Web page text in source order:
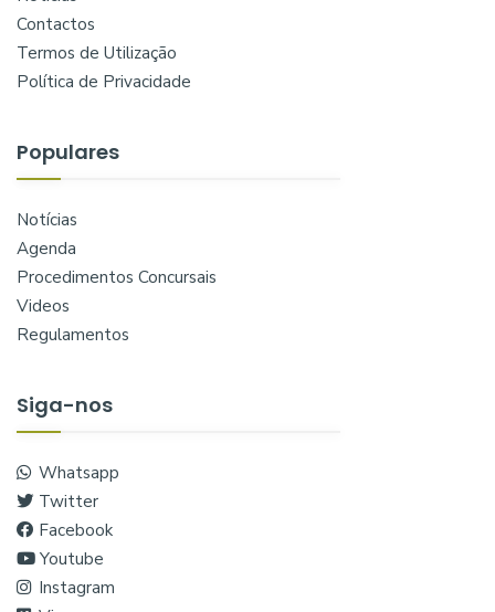
Contactos
Termos de Utilização
Política de Privacidade
Populares
Notícias
Agenda
Procedimentos Concursais
Videos
Regulamentos
Siga-nos
Whatsapp
Twitter
Facebook
Youtube
Instagram